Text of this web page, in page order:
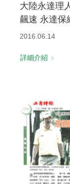
大陸永達理
飆速 永達保
2016.06.14
詳細介紹